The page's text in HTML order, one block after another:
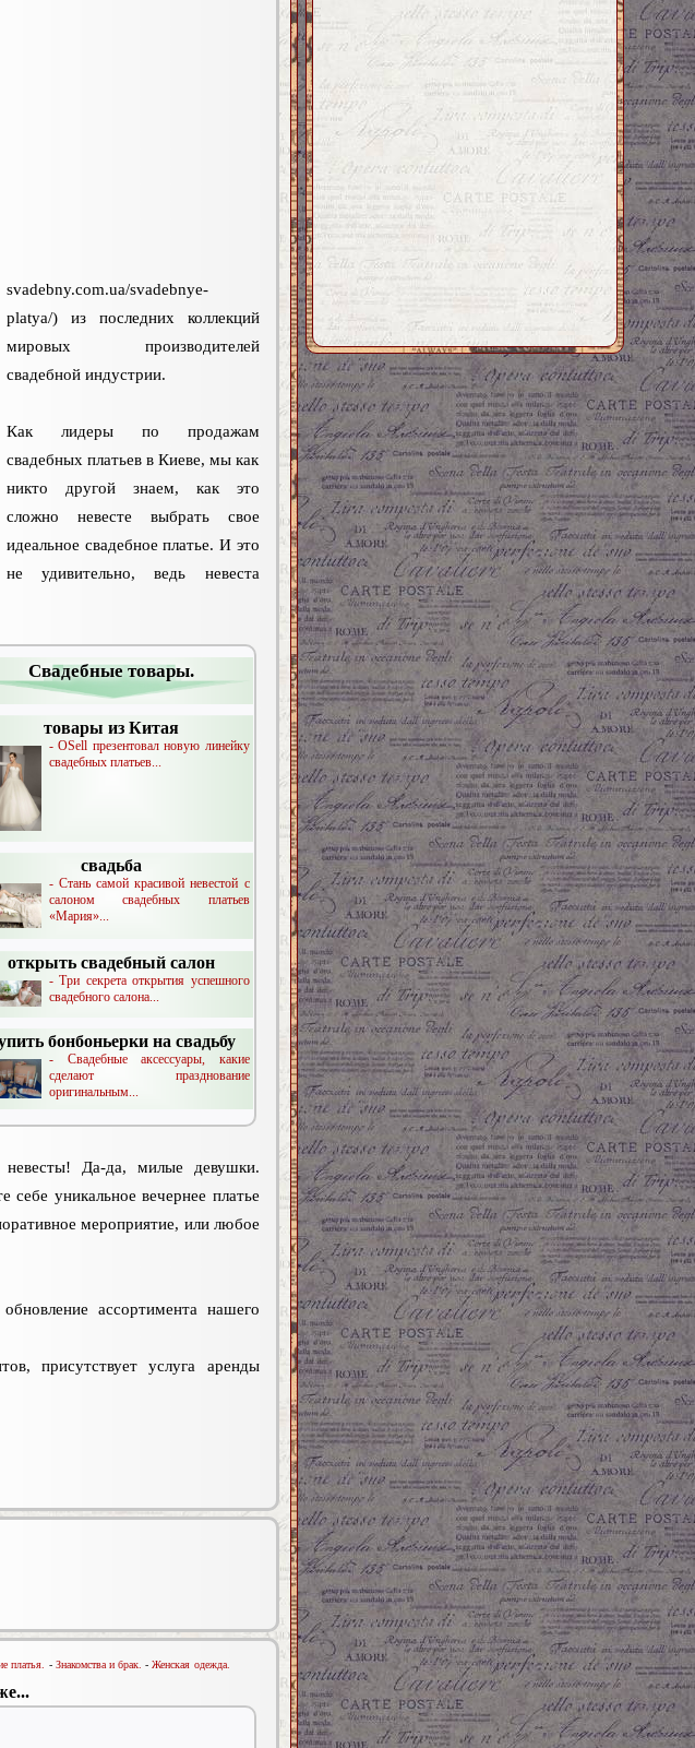
Свадебные товары.
товары из Китая
- OSell презентовал новую линейку
свадебных платьев...
свадьба
- Стань самой красивой невестой с
салоном свадебных платьев
«Мария»...
открыть свадебный салон
- Три секрета открытия успешного
свадебного салона...
бонбоньерки на свадьбу
- Свадебные аксессуары, какие
сделают празднование
оригинальным...
svadebny.com.ua/svadebnye-
platya/) из последних коллекций
мировых производителей
свадебной индустрии.
Как лидеры по продажам
свадебных платьев в Киеве, мы как
никто другой знаем, как это
сложно невесте выбрать свое
идеальное свадебное платье. И это
не удивительно, ведь невеста
Да-да, милые девушки.
себе уникальное вечернее платье
мероприятие, или любое
ассортимента нашего
присутствует услуга аренды
платья. - Знакомства и брак. -Женская одежда.